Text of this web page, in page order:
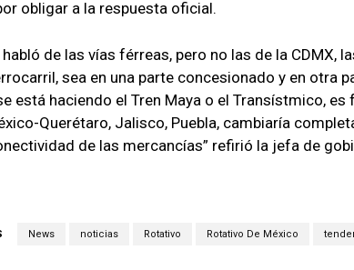
obligar a la respuesta oficial.
de las vías férreas, pero no las de la CDMX,
sea en una parte concesionado y en otra
está haciendo el Tren Maya o el Transístmico,
Querétaro, Jalisco, Puebla, cambiaría
de las mercancías” refirió la jefa de
News noticias Rotativo Rotativo De México